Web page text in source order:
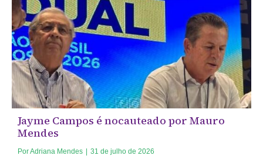
Jayme Campos é nocauteado por Mauro
Mendes
PorAdriana Mendes 31 de julho de 2026